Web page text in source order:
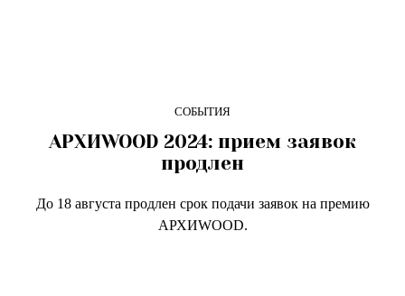
СОБЫТИЯ
AРХИWOOD 2024: прием заявок
продлен
До 18 августа продлен срок подачи заявок на премию
AРХИWOOD.